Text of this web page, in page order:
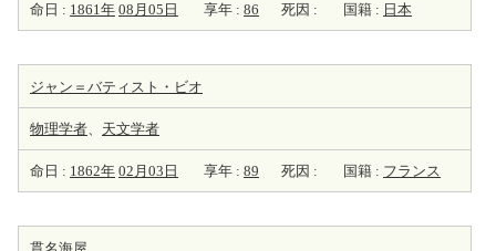
命日 : 1861年 08月05日 享年 : 86 死因 : 国籍 : 日本
ジャン＝バティスト・ビオ
物理学者、 天文学者
命日 : 1862年 02月03日 享年 : 89 死因 : 国籍 : フランス